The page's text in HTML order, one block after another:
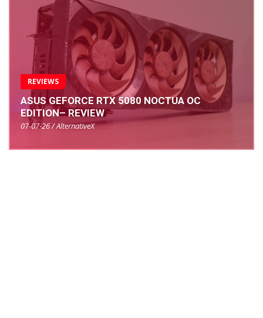
REVIEWS
ASUS GEFORCE RTX 5080 NOCTUA OC
EDITION– REVIEW
07-07-26 / AlternativeX